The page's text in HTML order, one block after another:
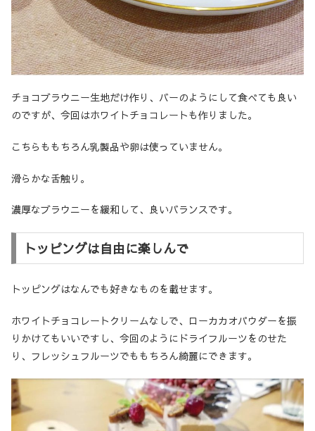
チョコブラウニー生地だけ作り、バーのようにして食べても良い
のですが、今回はホワイトチョコレートも作りました。
こちらももちろん乳製品や卵は使っていません。
滑らかな舌触り。
濃厚なブラウニーを緩和して、良いバランスです。
トッピングは自由に楽しんで
トッピングはなんでも好きなものを載せます。
ホワイトチョコレートクリームなしで、ローカカオパウダーを振
りかけてもいいですし、今回のようにドライフルーツをのせた
り、フレッシュフルーツでももちろん綺麗にできます。